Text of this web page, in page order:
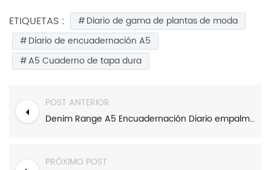
ETIQUETAS :
Diario de gama de plantas de moda
Diario de encuadernación A5
A5 Cuaderno de tapa dura
POST ANTERIOR
Denim Range A5 Encuadernación Diario empalmado
PRÓXIMO POST